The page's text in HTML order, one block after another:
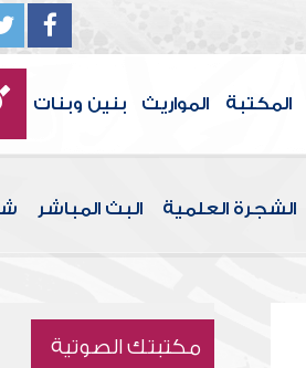
المكتبة المواريث بنين وبنات
الشجرة العلمية البث المباشر
مكتبتك الصوتية